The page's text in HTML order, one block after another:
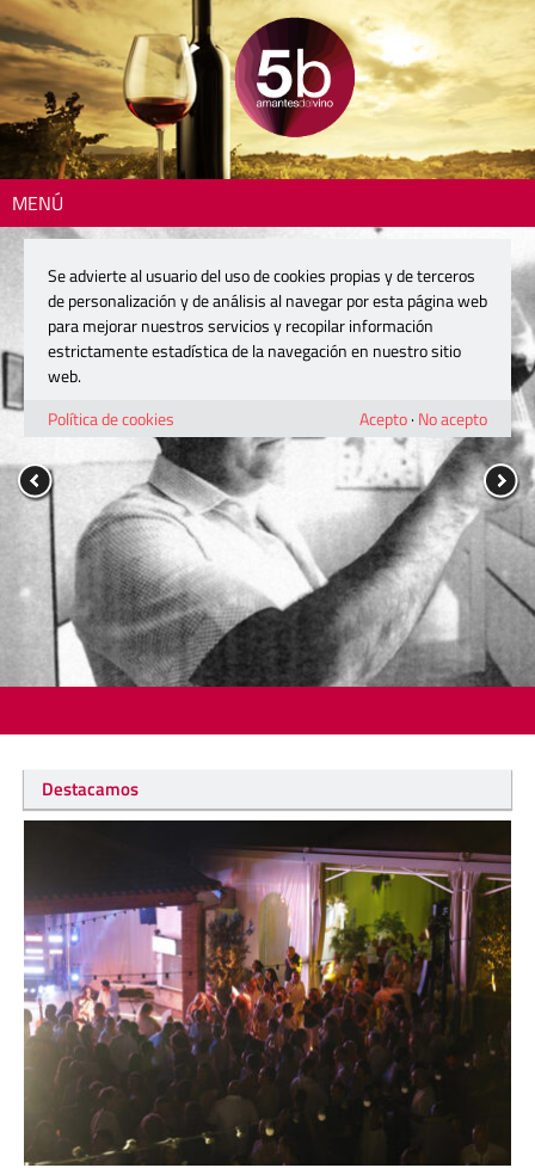
MENÚ
Destacamos
Se advierte al usuario del uso de cookies propias y de terceros
de personalización y de análisis al navegar por esta página web
para mejorar nuestros servicios y recopilar información
estrictamente estadística de la navegación en nuestro sitio
web.
Política de cookies
Acepto· No acepto